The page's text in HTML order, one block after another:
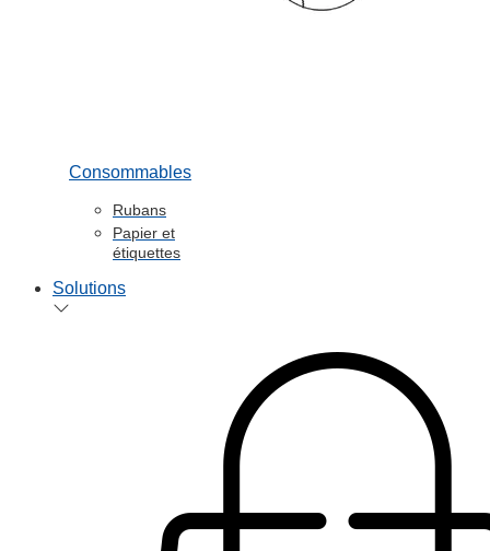
Consommables
Rubans
Papier et
étiquettes
Solutions